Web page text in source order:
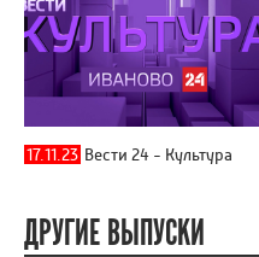
17.11.23 Вести 24 - Культура
ДРУГИЕ ВЫПУСКИ